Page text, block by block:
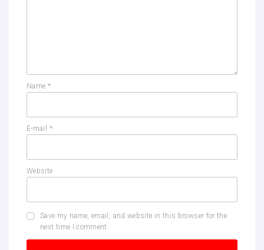
Name *
E-mail *
Website
Save my name, email, and website in this browser for the
next time I comment.